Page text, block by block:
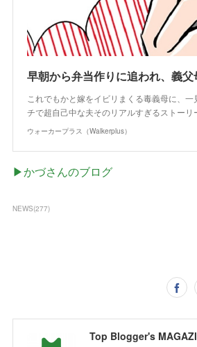
これでもかと嫁をイビリまくる毒義母に、
チで超自己中な夫そのリアルすぎるストーリ
ウォーカープラス（Walkerplus）
▶かづさんのブログ
NEWS(277)
Top Blogger's